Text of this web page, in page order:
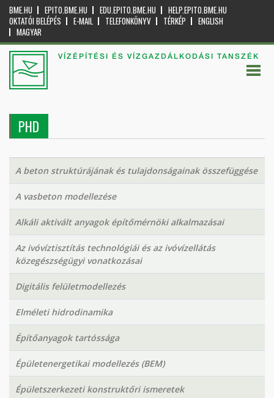
BME.HU EPITO.BME.HU EDU.EPITO.BME.HU
HELP.EPITO.BME.HU
OKTATÓI BELÉPÉS
E-MAIL TELEFONKÖNYV TÉRKÉP
ENGLISH
MAGYAR
VÍZÉPÍTÉSI ÉS VÍZGAZDÁLKODÁSI TANSZÉK
PHD
A beton struktúrájának és tulajdonságainak összefüggése
A vasbeton modellezése
Alkáli aktivált anyagok építőmérnöki alkalmazásai
Az ivóvíztisztítás technológiái és az ivóvízellátás
közegészségügyi vonatkozásai
Digitális felületmodellezés
Elméleti hidrodinamika
Építőanyagok tartóssága
Épületenergetikai modellezés (BEM)
Épületszerkezeti konstruktőri ismeretek